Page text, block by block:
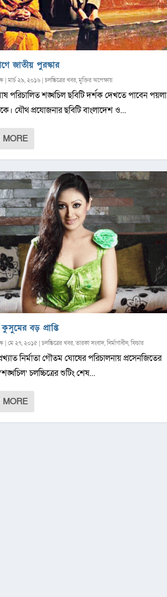
জাতীয় পুরস্কার
|মার্চ ২৯, ২০১৬|চলচ্চিত্রের খবর,মুক্তির অপেক্ষায়
পরিচালিত শঙ্খচিল ছবিটি দর্শক দেখতে পাবেন পয়লা
যৌথ প্রযোজনার ছবিটি বাংলাদেশ ও...
MORE
বড় প্রাপ্তি
| মে ২৭, ২০১৫|চলচ্চিত্রের খবর,তারকা সংবাদ,নির্মাণাধীন,ফিচার
নির্মাতা গৌতম ঘোষের পরিচালনায় প্রসেনজিতের
চলচ্চিত্রের শুটিং শেষ...
MORE